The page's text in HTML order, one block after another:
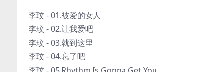
李玟 - 01.被爱的女人
李玟 - 02.让我爱吧
李玟 - 03.就到这里
李玟 - 04.忘了吧